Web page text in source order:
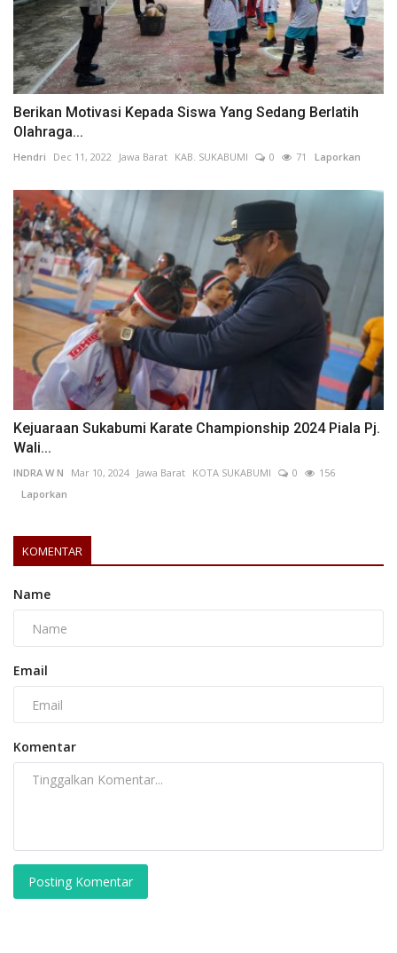
Berikan Motivasi Kepada Siswa Yang Sedang Berlatih
Olahraga...
Hendri Dec 11, 2022 Jawa Barat KAB. SUKABUMI 0 71 Laporkan
Kejuaraan Sukabumi Karate Championship 2024 Piala Pj.
Wali...
INDRA W N Mar 10, 2024 Jawa Barat KOTA SUKABUMI 0
156
Laporkan
KOMENTAR
Name
Email
Komentar
Posting Komentar